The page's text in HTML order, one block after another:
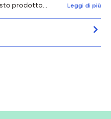
prodotto...
Leggi di più